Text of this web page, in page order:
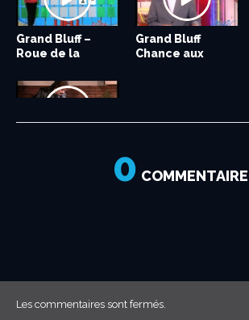
Grand Bluff –
Roue de la
Grand Bluff
Chance aux
Grand Bluff –
Micro Trottoir –...
0 COMMENTAIRE
Les commentaires sont fermés.